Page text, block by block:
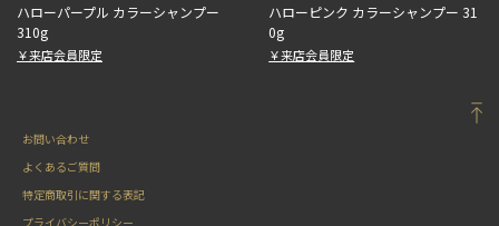
ハローパープル カラーシャンプー
310g
￥来店会員限定
ハローピンク カラーシャンプー 31
0g
￥来店会員限定
お問い合わせ
よくあるご質問
特定商取引に関する表記
プライバシーポリシー